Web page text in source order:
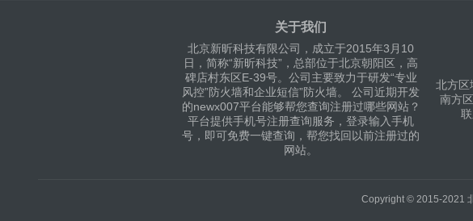
关于我们
北京新昕科技有限公司，成立于2015年3月10
日，简称“新昕科技”，总部位于北京朝阳区，高
碑店村东区E-39号。公司主要致力于研发“专业
风控”防火墙和企业短信”防火墙。 公司近期开发
的newx007平台能够帮您查询注册过哪些网站？
平台提供手机号注册查询服务，登录输入手机
号，即可免费一键查询，帮您找回以前注册过的
网站。
北方区
南方
Copyright © 2015-2021